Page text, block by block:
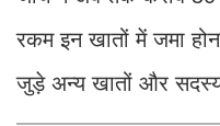
रकम इन खातों में जमा
जुड़े अन्य खातों और